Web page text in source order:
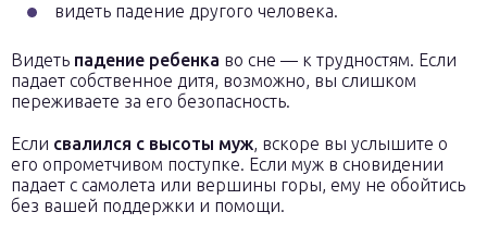
видеть падение другого человека.
Видеть падение ребенка во сне — к трудностям. Если
падает собственное дитя, возможно, вы слишком
переживаете за его безопасность.
Если свалился с высоты муж, вскоре вы услышите о
его опрометчивом поступке. Если муж в сновидении
падает с самолета или вершины горы, ему не обойтись
без вашей поддержки и помощи.